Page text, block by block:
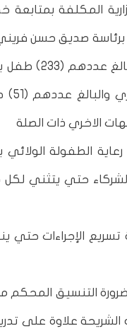
المكلفة
صديق حسن فريني
بدار
الاخري ذات الصلة
الطفولة الولائي
الشركاء حتي يتثني
تسريع الإجراءات حتي
التنسيق المحكم
الشريحة علاوة على